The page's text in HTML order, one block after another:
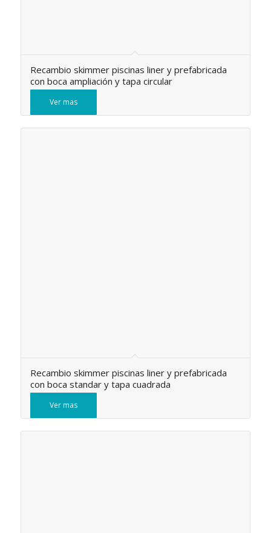
Recambio skimmer piscinas liner y prefabricada
con boca ampliación y tapa circular
Ver mas
Recambio skimmer piscinas liner y prefabricada
con boca standar y tapa cuadrada
Ver mas